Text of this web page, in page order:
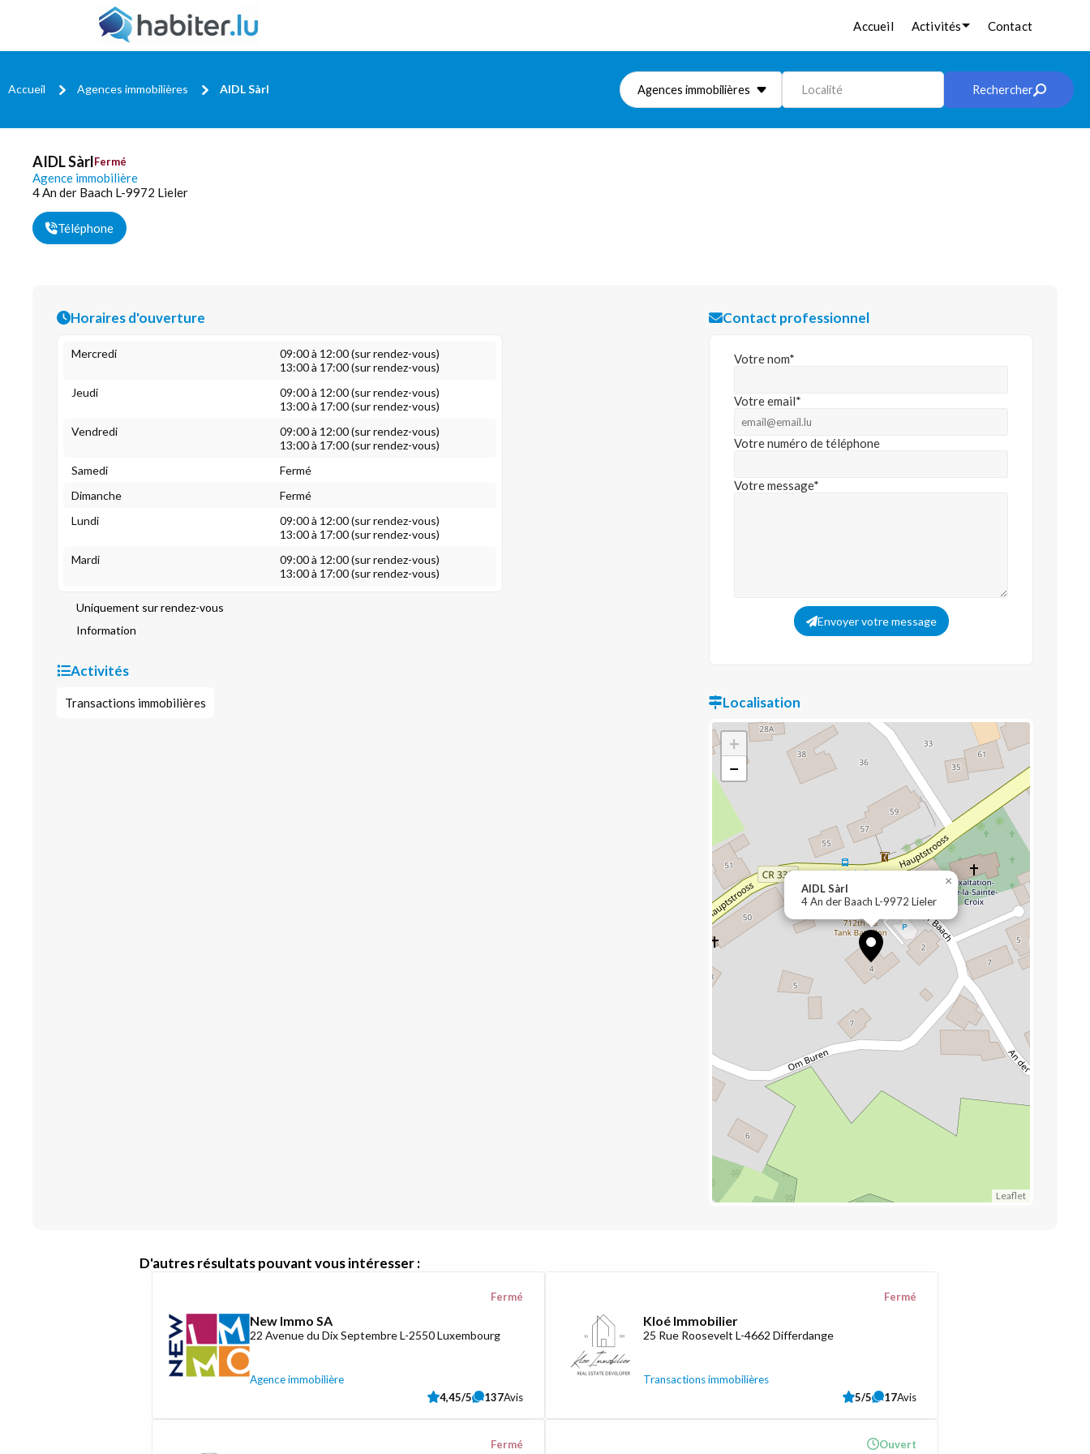
Accueil Activités Contact
Accueil Agences immobilières AIDL Sàrl Agences immobilières Localité Rechercher
AIDL SàrlFermé
Agence immobilière
4 An der Baach L-9972 Lieler
Téléphone
Horaires d'ouverture
Mercredi
09:00 à 12:00 (sur rendez-vous)
13:00 à 17:00 (sur rendez-vous)
Jeudi
09:00 à 12:00 (sur rendez-vous)
13:00 à 17:00 (sur rendez-vous)
Vendredi
09:00 à 12:00 (sur rendez-vous)
13:00 à 17:00 (sur rendez-vous)
Samedi
Fermé
Dimanche
Fermé
Lundi
09:00 à 12:00 (sur rendez-vous)
13:00 à 17:00 (sur rendez-vous)
Mardi
09:00 à 12:00 (sur rendez-vous)
13:00 à 17:00 (sur rendez-vous)
Uniquement sur rendez-vous
Information
Activités
Transactions immobilières
Contact professionnel
Votre nom*
Votre email*
Votre numéro de téléphone
Votre message*
Envoyer votre message
Localisation
AIDL Sàrl
4 An der Baach L-9972 Lieler
×
+
−
Leaflet
D'autres résultats pouvant vous intéresser :
New Immo SA
22 Avenue du Dix Septembre L-2550 Luxembourg
Agence immobilière
Fermé
4,45/5 137Avis
Kloé Immobilier
25 Rue Roosevelt L-4662 Differdange
Transactions immobilières
Fermé
5/5 17Avis
Fermé Ouvert